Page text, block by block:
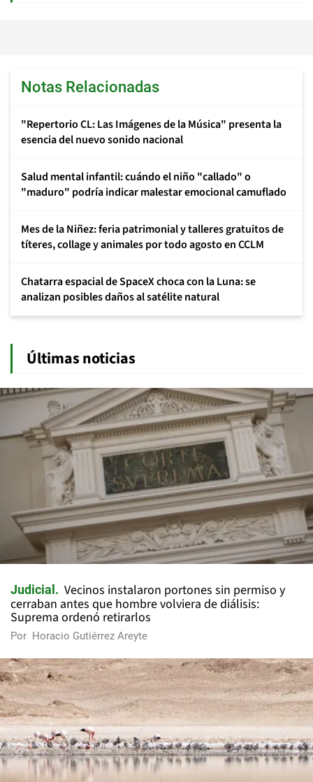
Notas Relacionadas
"Repertorio CL: Las Imágenes de la Música" presenta la
esencia del nuevo sonido nacional
Salud mental infantil: cuándo el niño "callado" o
"maduro" podría indicar malestar emocional camuflado
Mes de la Niñez: feria patrimonial y talleres gratuitos de
títeres, collage y animales por todo agosto en CCLM
Chatarra espacial de SpaceX choca con la Luna: se
analizan posibles daños al satélite natural
Últimas noticias
Judicial
Vecinos instalaron portones sin permiso y
cerraban antes que hombre volviera de diálisis:
Suprema ordenó retirarlos
Por Horacio Gutiérrez Areyte